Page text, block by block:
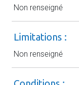
Non renseigné
Limitations :
Non renseigné